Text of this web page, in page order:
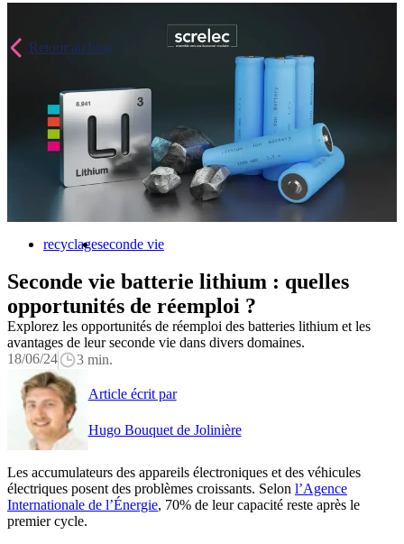
Retour au blog
recyclageseconde vie
Seconde vie batterie lithium : quelles
opportunités de réemploi ?
Explorez les opportunités de réemploi des batteries lithium et les
avantages de leur seconde vie dans divers domaines.
18/06/24
3 min.
Article écrit par
Hugo Bouquet de Jolinière
Les accumulateurs des appareils électroniques et des véhicules
électriques posent des problèmes croissants. Selon l’Agence
Internationale de l’Énergie, 70% de leur capacité reste après le
premier cycle.